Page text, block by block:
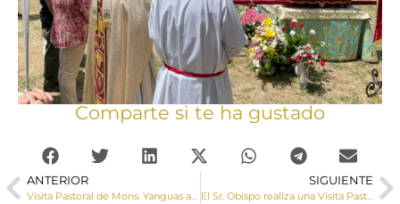
Comparte si te ha gustado
ANTERIOR
Visita Pastoral de Mons. Yanguas a Salmeroncillos de Abajo, Salmeroncillos de Arriba y Villar del Infantado
SIGUIENTE
El Sr. Obispo realiza una Visita Pastoral a Esta mañana el Obispo de Cuenca ha realizado una Visita Pastoral a las localidades a Canalejas del Arroyo, Castejón y Valdeolivas